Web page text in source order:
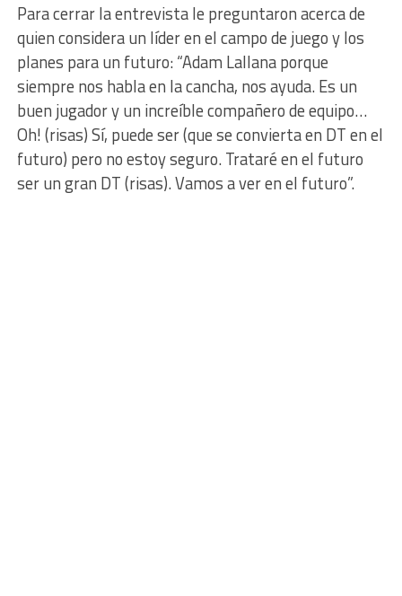
Para cerrar la entrevista le preguntaron acerca de
quien considera un líder en el campo de juego y los
planes para un futuro: “Adam Lallana porque
siempre nos habla en la cancha, nos ayuda. Es un
buen jugador y un increíble compañero de equipo…
Oh! (risas) Sí, puede ser (que se convierta en DT en el
futuro) pero no estoy seguro. Trataré en el futuro
ser un gran DT (risas). Vamos a ver en el futuro”.